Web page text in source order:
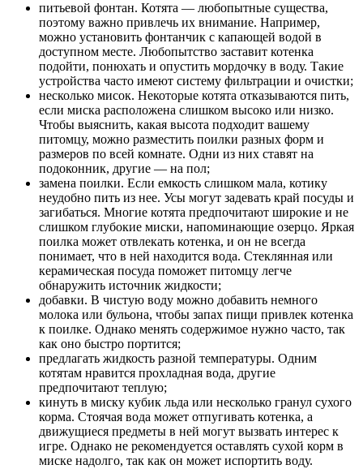
питьевой фонтан. Котята — любопытные существа,
поэтому важно привлечь их внимание. Например,
можно установить фонтанчик с капающей водой в
доступном месте. Любопытство заставит котенка
подойти, понюхать и опустить мордочку в воду. Такие
устройства часто имеют систему фильтрации и очистки;
несколько мисок. Некоторые котята отказываются пить,
если миска расположена слишком высоко или низко.
Чтобы выяснить, какая высота подходит вашему
питомцу, можно разместить поилки разных форм и
размеров по всей комнате. Одни из них ставят на
подоконник, другие — на пол;
замена поилки. Если емкость слишком мала, котику
неудобно пить из нее. Усы могут задевать край посуды и
загибаться. Многие котята предпочитают широкие и не
слишком глубокие миски, напоминающие озерцо. Яркая
поилка может отвлекать котенка, и он не всегда
понимает, что в ней находится вода. Стеклянная или
керамическая посуда поможет питомцу легче
обнаружить источник жидкости;
добавки. В чистую воду можно добавить немного
молока или бульона, чтобы запах пищи привлек котенка
к поилке. Однако менять содержимое нужно часто, так
как оно быстро портится;
предлагать жидкость разной температуры. Одним
котятам нравится прохладная вода, другие
предпочитают теплую;
кинуть в миску кубик льда или несколько гранул сухого
корма. Стоячая вода может отпугивать котенка, а
движущиеся предметы в ней могут вызвать интерес к
игре. Однако не рекомендуется оставлять сухой корм в
миске надолго, так как он может испортить воду.